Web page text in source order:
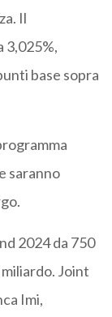
Il
3,025%,
base sopra
saranno
2024 da 750
Joint
Imi,